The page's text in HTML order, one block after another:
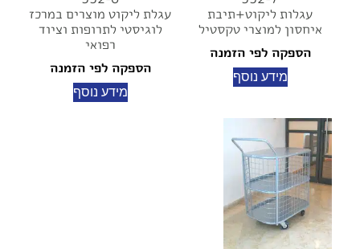
עגלות ליקוט+תיבת
איחסון למוצרי טקסטיל
הספקה לפי הזמנה
מידע נוסף
עגלת ליקוט מוצרים במרכז
לוגיסטי לתרופות וציוד
רפואי
הספקה לפי הזמנה
מידע נוסף